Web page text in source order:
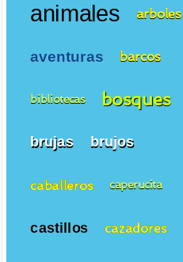
animales arboles
aventuras barcos
bibliotecas bosques
brujas brujos
caballeros caperucita
castillos cazadores